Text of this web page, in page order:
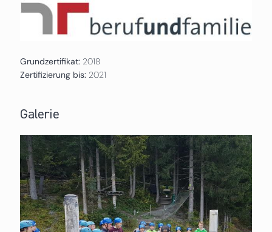
Grundzertifikat: 2018
Zertifizierung bis: 2021
Galerie